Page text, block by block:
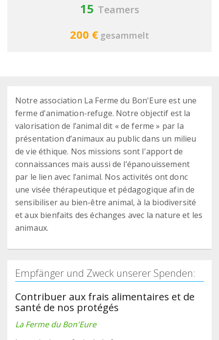
15 Teamers
200 € gesammelt
Notre association La Ferme du Bon'Eure est une
ferme d'animation-refuge. Notre objectif est la
valorisation de l’animal dit « de ferme » par la
présentation d’animaux au public dans un milieu
de vie éthique. Nos missions sont l'apport de
connaissances mais aussi de l’épanouissement
par le lien avec l’animal. Nos activités ont donc
une visée thérapeutique et pédagogique afin de
sensibiliser au bien-être animal, à la biodiversité
et aux bienfaits des échanges avec la nature et les
animaux.
Empfänger und Zweck unserer Spenden:
Contribuer aux frais alimentaires et de
santé de nos protégés
La Ferme du Bon'Eure